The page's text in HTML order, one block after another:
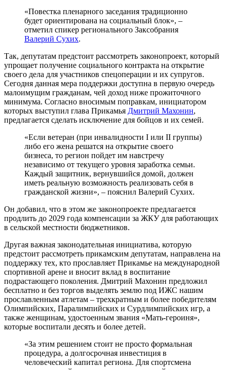
«Повестка пленарного заседания традиционно
будет ориентирована на социальный блок», –
отметил спикер регионального Заксобрания
Валерий Сухих.
Так, депутатам предстоит рассмотреть законопроект, который
упрощает получение социального контракта на открытие
своего дела для участников спецоперации и их супругов.
Сегодня данная мера поддержки доступна в первую очередь
малоимущим гражданам, чей доход ниже прожиточного
минимума. Согласно вносимым поправкам, инициатором
которых выступил глава Прикамья Дмитрий Махонин,
предлагается сделать исключение для бойцов и их семей.
«Если ветеран (при инвалидности I или II группы)
либо его жена решатся на открытие своего
бизнеса, то регион пойдет им навстречу
независимо от текущего уровня заработка семьи.
Каждый защитник, вернувшийся домой, должен
иметь реальную возможность реализовать себя в
гражданской жизни», – пояснил Валерий Сухих.
Он добавил, что в этом же законопроекте предлагается
продлить до 2029 года компенсации за ЖКУ для работающих
в сельской местности бюджетников.
Другая важная законодательная инициатива, которую
предстоит рассмотреть прикамским депутатам, направлена на
поддержку тех, кто прославляет Прикамье на международной
спортивной арене и вносит вклад в воспитание
подрастающего поколения. Дмитрий Махонин предложил
бесплатно и без торгов выделять землю под ИЖС нашим
прославленным атлетам – трехкратным и более победителям
Олимпийских, Паралимпийских и Сурдлимпийских игр, а
также женщинам, удостоенным звания «Мать-героиня»,
которые воспитали десять и более детей.
«За этим решением стоит не просто формальная
процедура, а долгосрочная инвестиция в
человеческий капитал региона. Для спортсмена